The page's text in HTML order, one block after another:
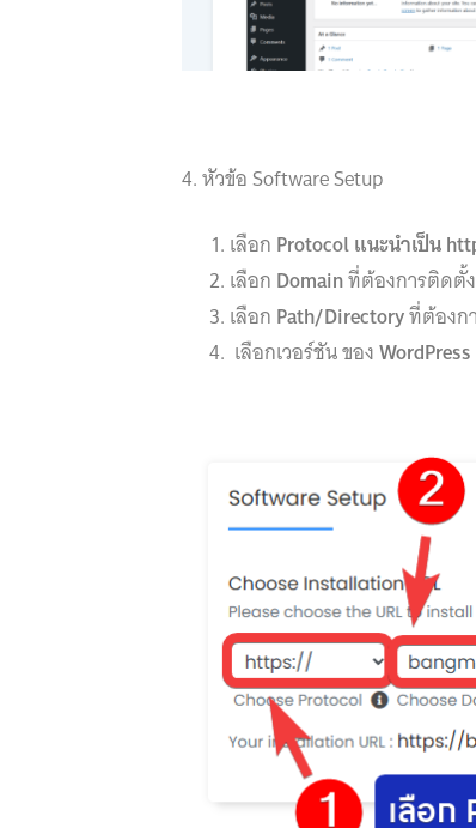
4. หัวข้อ Software Setup
เลือก Protocol แนะนำเป็น
เลือก Domainที่ต้องการติดตั้
เลือก Path/Directoryที่ต้องก
เลือกเวอร์ชัน ของWordPress